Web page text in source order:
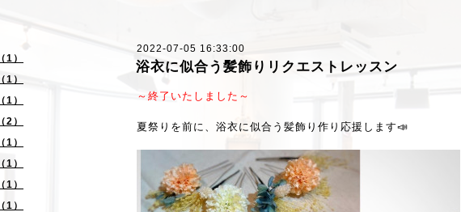
）
）
）
）
）
）
）
）
2022-07-05 16:33:00
浴衣に似合う髪飾りリクエストレッスン
～終了いたしました～
夏祭りを前に、浴衣に似合う髪飾り作り応援します📣